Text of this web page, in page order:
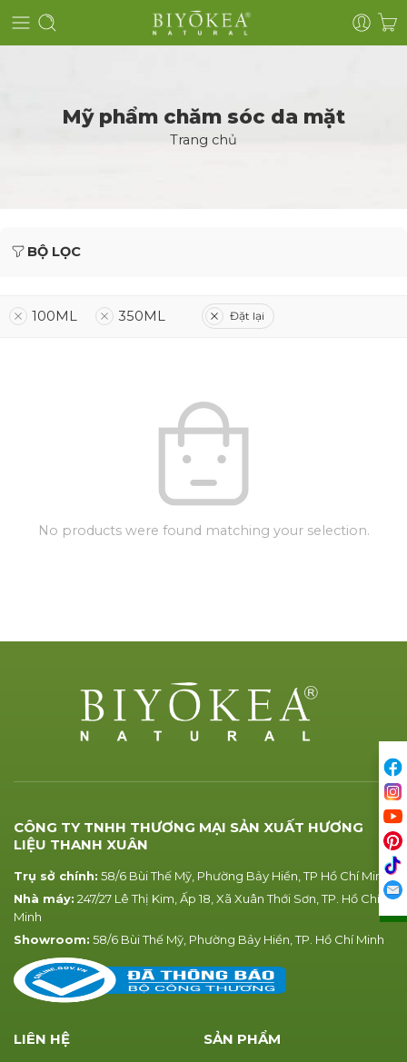
Mỹ phẩm chăm sóc da mặt
Trang chủ
BỘ LỌC
100ML 350ML Đặt lại
No products were found matching your selection.
CÔNG TY TNHH THƯƠNG MẠI SẢN XUẤT HƯƠNG
LIỆU THANH XUÂN
Trụ sở chính: 58/6 Bùi Thế Mỹ, Phường Bảy Hiền, TP Hồ Chí Minh
Nhà máy: 247/27 Lê Thị Kim, Ấp 18, Xã Xuân Thới Sơn, TP. Hồ Chí
Minh
Showroom: 58/6 Bùi Thế Mỹ, Phường Bảy Hiền, TP. Hồ Chí Minh
SẢN PHẨM
LIÊN HỆ